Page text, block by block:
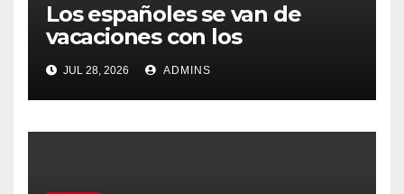
Los españoles se van de
vacaciones con los
carburantes hasta un 21%
más caros que el año pasado
y los hoteles disparados
JUL 28, 2026 ADMINS